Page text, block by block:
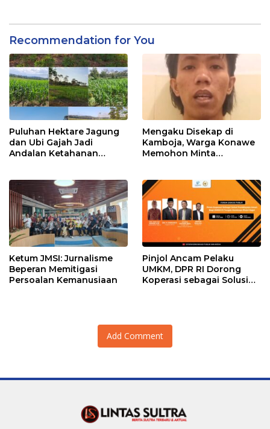
Recommendation for You
Puluhan Hektare Jagung
dan Ubi Gajah Jadi
Andalan Ketahanan
Mengaku Disekap di
Kamboja, Warga Konawe
Memohon Minta
Ketum JMSI: Jurnalisme
Beperan Memitigasi
Persoalan Kemanusiaan
Pinjol Ancam Pelaku
UMKM, DPR RI Dorong
Koperasi sebagai Solusi
Add Comment